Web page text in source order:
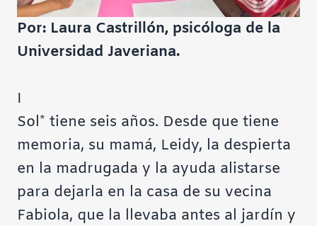
Por: Laura Castrillón, psicóloga de la
Universidad Javeriana.
I
Sol* tiene seis años. Desde que tiene
memoria, su mamá, Leidy, la despierta
en la madrugada y la ayuda alistarse
para dejarla en la casa de su vecina
Fabiola, que la llevaba antes al jardín y